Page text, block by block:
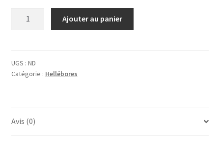
orientalis
'Pink
Ajouter au panier
UGS : ND
Catégorie : Hellébores
Avis (0)